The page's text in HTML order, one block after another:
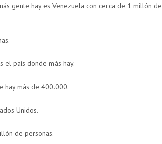
gente hay es Venezuela con cerca de 1 millón de
el país donde más hay.
hay más de 400.000.
Unidos.
de personas.